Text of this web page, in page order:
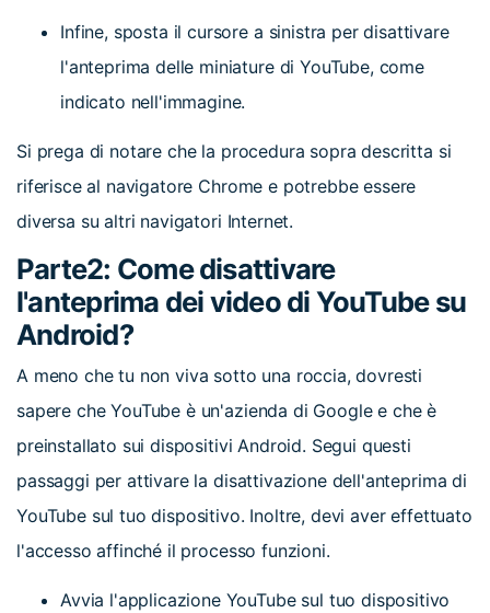
Infine, sposta il cursore a sinistra per disattivare
l'anteprima delle miniature di YouTube, come
indicato nell'immagine.
Si prega di notare che la procedura sopra descritta si
riferisce al navigatore Chrome e potrebbe essere
diversa su altri navigatori Internet.
Parte2: Come disattivare
l'anteprima dei video di YouTube su
Android?
A meno che tu non viva sotto una roccia, dovresti
sapere che YouTube è un'azienda di Google e che è
preinstallato sui dispositivi Android. Segui questi
passaggi per attivare la disattivazione dell'anteprima di
YouTube sul tuo dispositivo. Inoltre, devi aver effettuato
l'accesso affinché il processo funzioni.
Avvia l'applicazione YouTube sul tuo dispositivo